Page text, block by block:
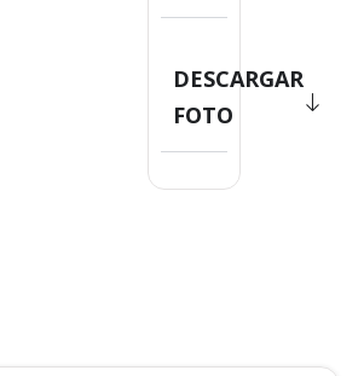
DESCARGAR
FOTO